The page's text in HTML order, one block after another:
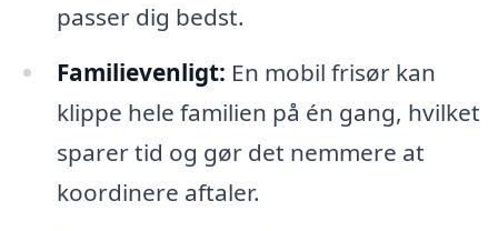
passer dig bedst.
Familievenligt: En mobil frisør kan
klippe hele familien på én gang, hvilket
sparer tid og gør det nemmere at
koordinere aftaler.